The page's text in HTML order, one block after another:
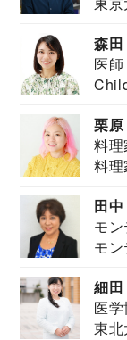
森
医
栗
料理
料
田
モ
ズ
モ
細
医
東